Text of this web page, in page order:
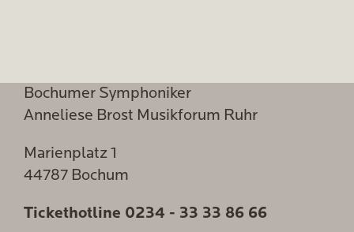
Bochumer Symphoniker
Anneliese Brost Musikforum Ruhr
Marienplatz 1
44787 Bochum
Tickethotline 0234 - 33 33 86 66